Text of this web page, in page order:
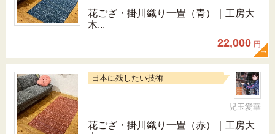
花ござ・掛川織り一畳（青）｜工房大
木...
22,000 円
日本に残したい技術
児玉愛華
花ござ・掛川織り一畳（赤）｜工房大